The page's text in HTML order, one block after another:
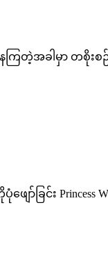
နေကြတဲ့အခါမှာ တ
ော်ခြင်း